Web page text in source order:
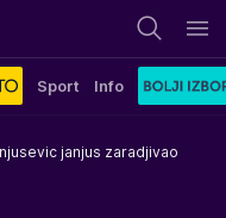
Sport Info
janjus zaradjivao